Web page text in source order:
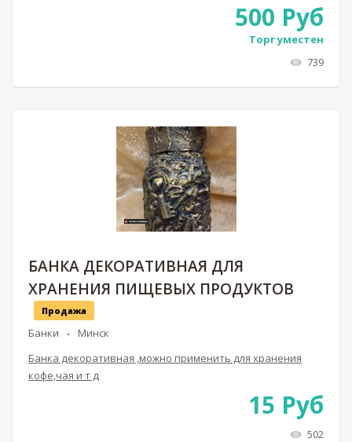
500 Руб
Торг уместен
739
БАНКА ДЕКОРАТИВНАЯ ДЛЯ
ХРАНЕНИЯ ПИЩЕВЫХ ПРОДУКТОВ
Продажа
Банки
Минск
Банка декоративная ,можно применить для хранения
кофе,чая и т д
15 Руб
502